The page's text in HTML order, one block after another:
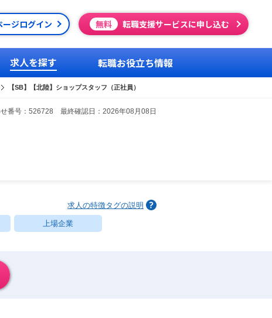
ージログイン 無料 転職支援サービスに申し込む
求人を探す 転職お役立ち情報
【SB】【北陸】ショップスタッフ（正社員）
せ番号：526728 最終確認日：2026年08月08日
求人の特徴タグの説明
上場企業